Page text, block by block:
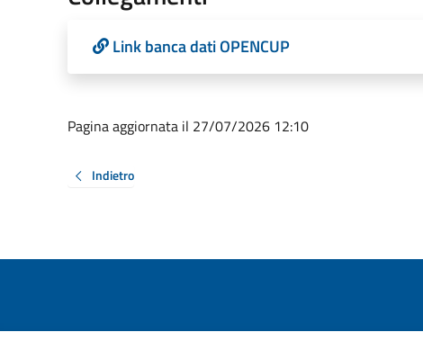
Link banca dati OPENCUP
Pagina aggiornata il 27/07/2026 12:10
Indietro